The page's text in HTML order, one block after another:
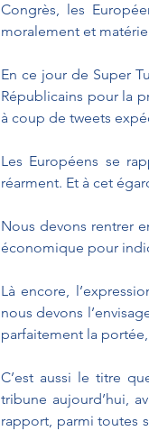
Congrès, les
moralement et
En ce jour de Super
Républicains pour la
à coup de tweets
Les Européens se
réarment. Et à cet
Nous devons rentrer
économique pour
Là encore,
nous devons
parfaitement la
C’est aussi le titre
tribune aujourd’hui,
rapport, parmi toutes